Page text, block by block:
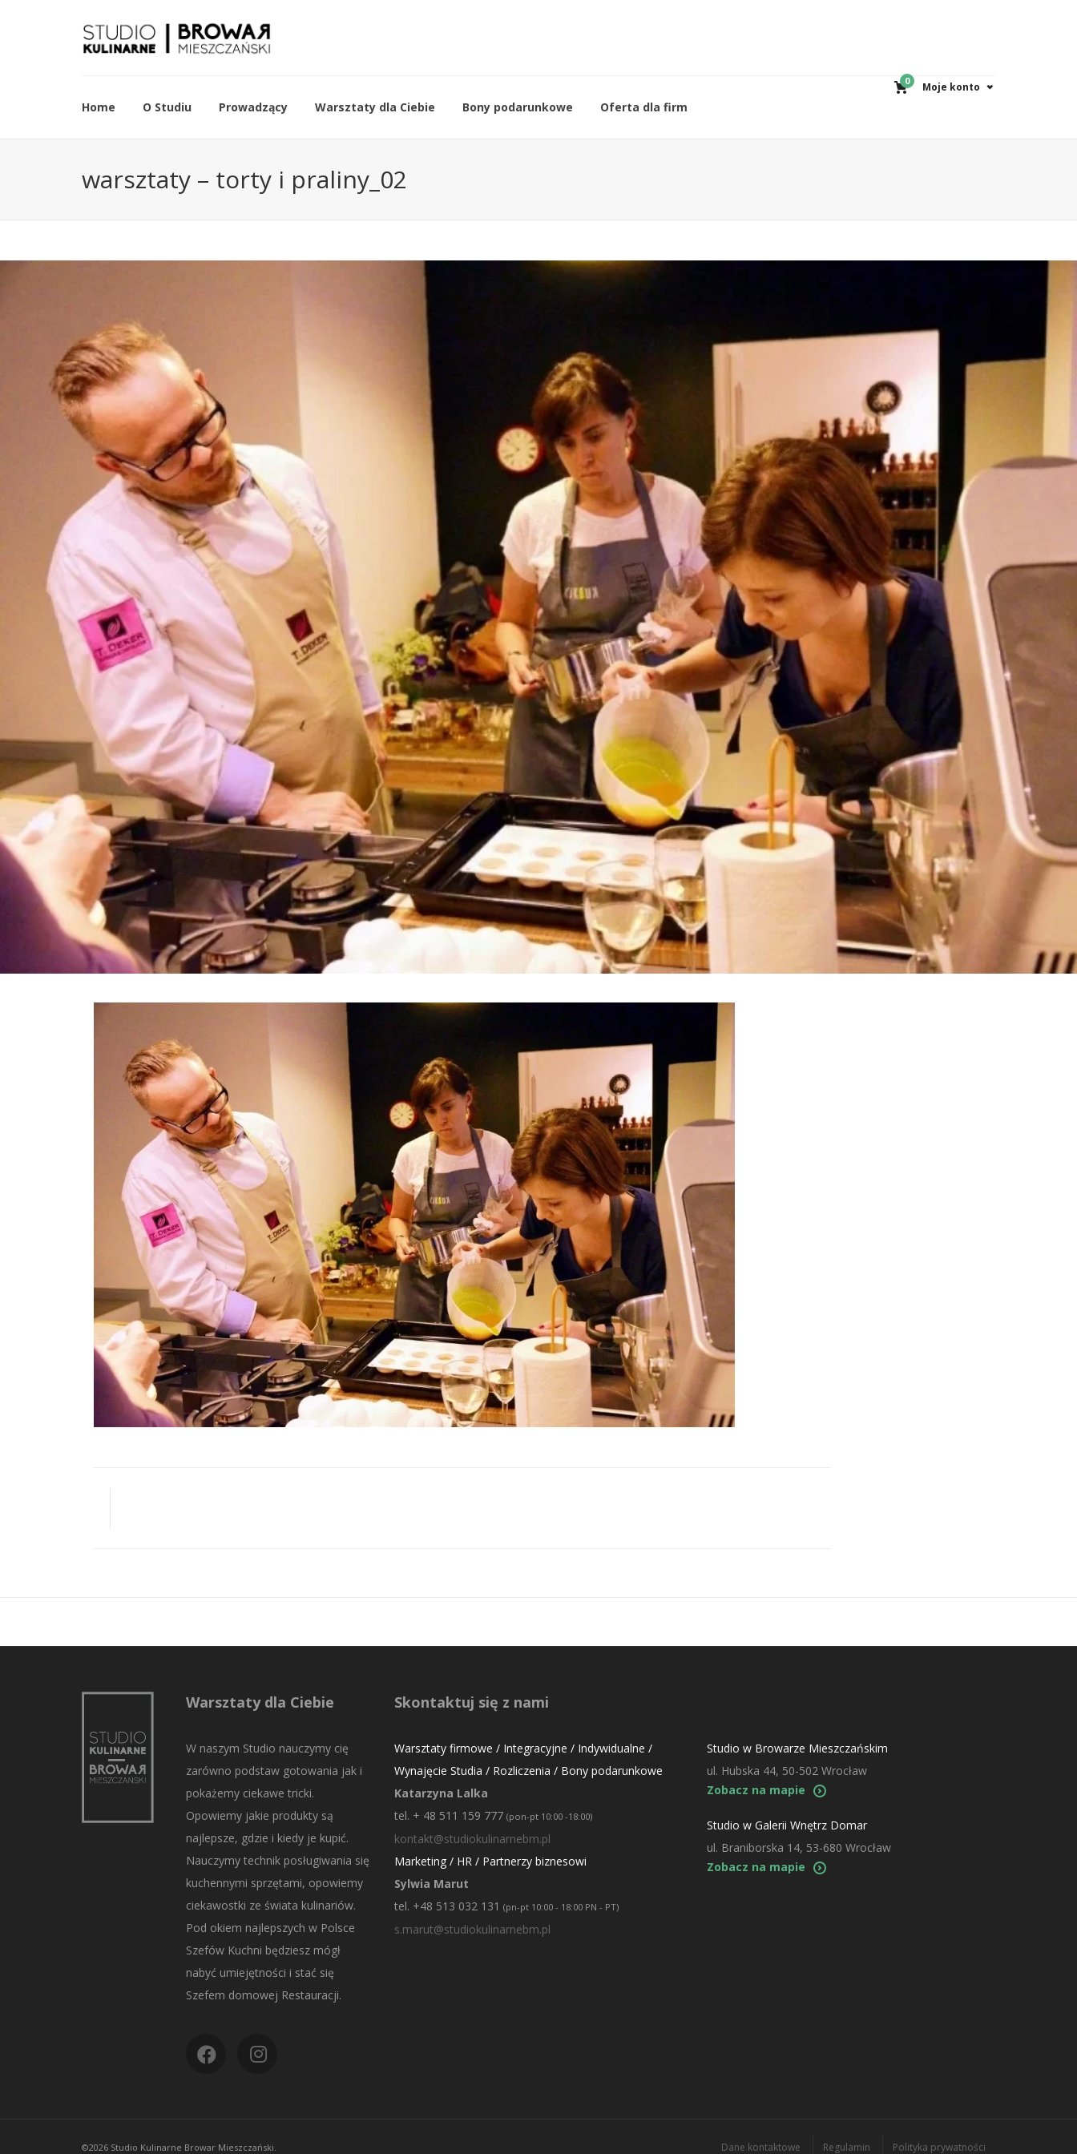
0 Moje konto
Home O Studiu Prowadzący Warsztaty dla Ciebie Bony podarunkowe Oferta dla firm
warsztaty – torty i praliny_02
Warsztaty dla Ciebie
W naszym Studio nauczymy cię
zarówno podstaw gotowania jak i
pokażemy ciekawe tricki.
Opowiemy jakie produkty są
najlepsze, gdzie i kiedy je kupić.
Nauczymy technik posługiwania się
kuchennymi sprzętami, opowiemy
ciekawostki ze świata kulinariów.
Pod okiem najlepszych w Polsce
Szefów Kuchni będziesz mógł
nabyć umiejętności i stać się
Szefem domowej Restauracji.
Skontaktuj się z nami
Warsztaty firmowe / Integracyjne / Indywidualne /
Wynajęcie Studia / Rozliczenia / Bony podarunkowe
Katarzyna Lalka
tel. + 48 511 159 777 (pon-pt 10:00 -18:00)
kontakt@studiokulinarnebm.pl
Marketing / HR / Partnerzy biznesowi
Sylwia Marut
tel. +48 513 032 131 (pn-pt 10:00 - 18:00 PN - PT)
s.marut@studiokulinarnebm.pl
Studio w Browarze Mieszczańskim
ul. Hubska 44, 50-502 Wrocław
Zobacz na mapie
Studio w Galerii Wnętrz Domar
ul. Braniborska 14, 53-680 Wrocław
Zobacz na mapie
©2026 Studio Kulinarne Browar Mieszczański. Dane kontaktowe Regulamin Polityka prywatności